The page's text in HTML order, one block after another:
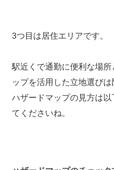
3つ目は居住エリアです。
駅近くで通勤に便利な場
ップを活用した立地選びは
ハザードマップの見方は
てくださいね。